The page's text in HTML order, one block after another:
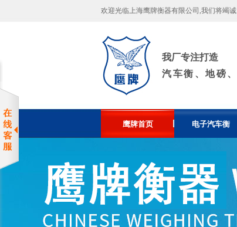
欢迎光临上海鹰牌衡器有限公司,我们将竭
我厂专注打造
汽车衡、地磅
鹰牌首页 电子汽车衡